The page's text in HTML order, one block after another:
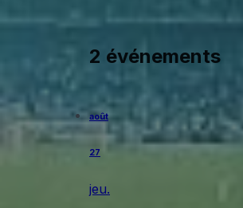
2 événements
août
27
jeu.